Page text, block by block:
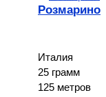
Розмарино
Италия
25 грамм
125 метров